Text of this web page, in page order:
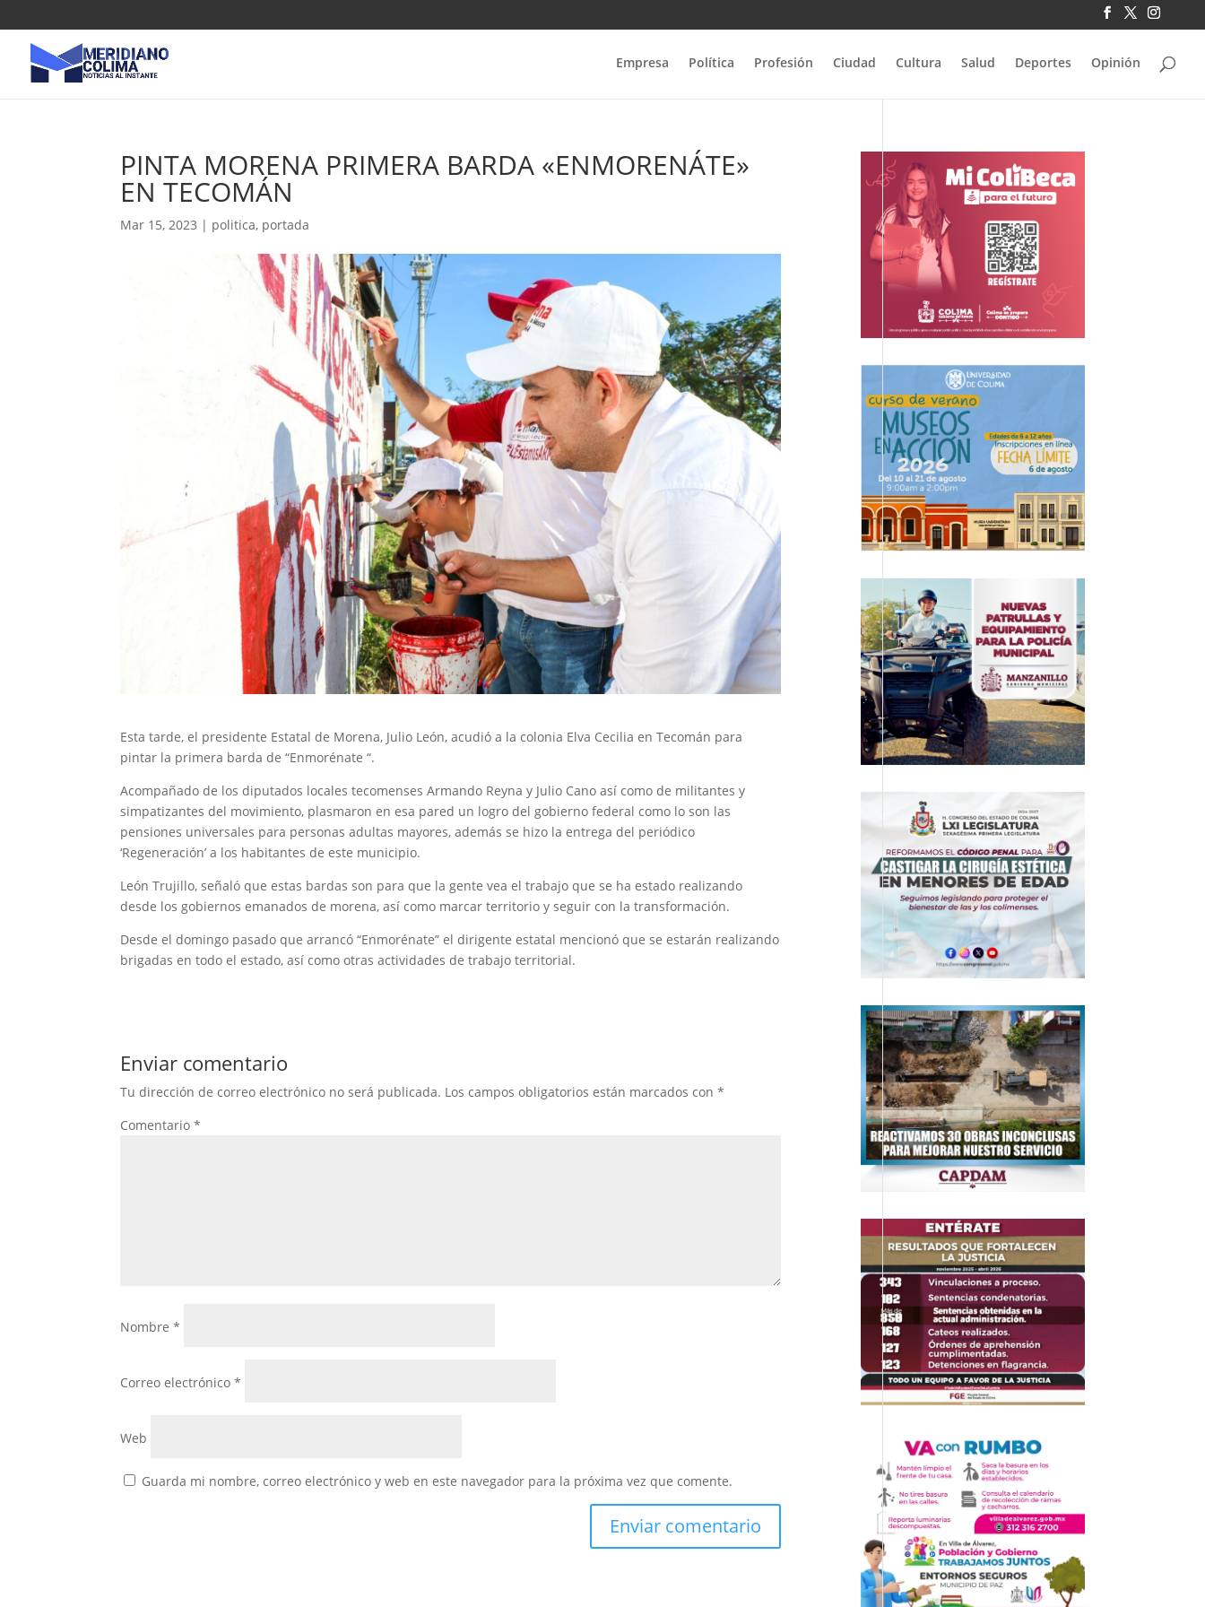
Empresa Política Profesión Ciudad Cultura Salud Deportes Opinión
PINTA MORENA PRIMERA BARDA «ENMORENÁTE»
EN TECOMÁN
Mar 15, 2023 | politica, portada
Esta tarde, el presidente Estatal de Morena, Julio León, acudió a la colonia Elva Cecilia en Tecomán para
pintar la primera barda de “Enmorénate “.
Acompañado de los diputados locales tecomenses Armando Reyna y Julio Cano así como de militantes y
simpatizantes del movimiento, plasmaron en esa pared un logro del gobierno federal como lo son las
pensiones universales para personas adultas mayores, además se hizo la entrega del periódico
‘Regeneración’ a los habitantes de este municipio.
León Trujillo, señaló que estas bardas son para que la gente vea el trabajo que se ha estado realizando
desde los gobiernos emanados de morena, así como marcar territorio y seguir con la transformación.
Desde el domingo pasado que arrancó “Enmorénate” el dirigente estatal mencionó que se estarán realizando
brigadas en todo el estado, así como otras actividades de trabajo territorial.
Enviar comentario
Tu dirección de correo electrónico no será publicada. Los campos obligatorios están marcados con*
Comentario*
Nombre*
Correo electrónico*
Web
Guarda mi nombre, correo electrónico y web en este navegador para la próxima vez que comente.